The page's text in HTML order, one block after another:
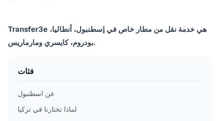
Transfer3e هي خدمة نقل من مطار خاص في إسطنبول، أنطاليا،
بودروم، كايسري ومارماريس.
فئات
عن اسطنبول
لماذا تختارنا في تركيا